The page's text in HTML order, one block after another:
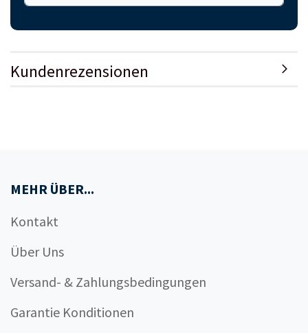
Kundenrezensionen
MEHR ÜBER...
Kontakt
Über Uns
Versand- & Zahlungsbedingungen
Garantie Konditionen